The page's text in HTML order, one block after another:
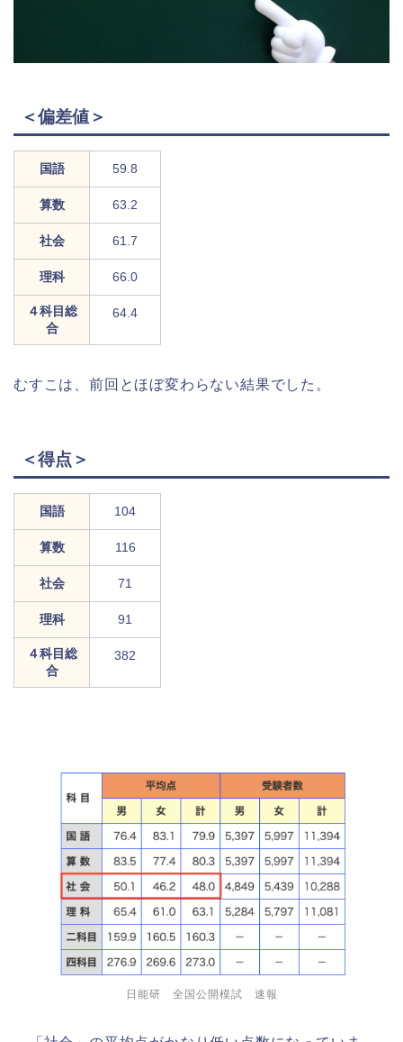
＜偏差値＞
国語 59.8
算数 63.2
社会 61.7
理科 66.0
４科目総
合
64.4
むすこは、前回とほぼ変わらない結果でした。
＜得点＞
国語 104
算数 116
社会 71
理科 91
４科目総
合
382
日能研 全国公開模試 速報